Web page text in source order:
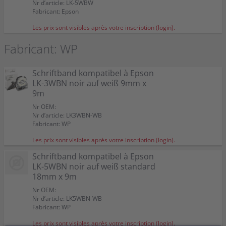
Nr d’article: LK-5WBW
Fabricant: Epson
Les prix sont visibles après votre inscription (login).
Fabricant: WP
Schriftband kompatibel à Epson
LK-3WBN noir auf weiß 9mm x
9m
Nr OEM:
Nr d’article: LK3WBN-WB
Fabricant: WP
Les prix sont visibles après votre inscription (login).
Schriftband kompatibel à Epson
LK-5WBN noir auf weiß standard
18mm x 9m
Nr OEM:
Nr d’article: LK5WBN-WB
Fabricant: WP
Les prix sont visibles après votre inscription (login).